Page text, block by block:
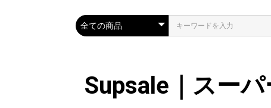
Supsale｜スー